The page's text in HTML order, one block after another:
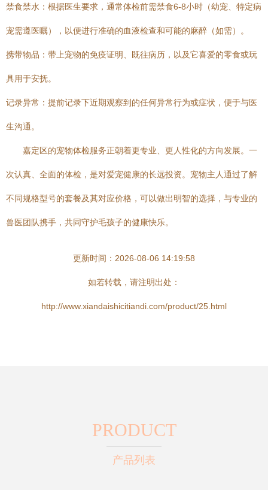
禁食禁水：根据医生要求，通常体检前需禁食6-8小时（幼宠、特定病
宠需遵医嘱），以便进行准确的血液检查和可能的麻醉（如需）。
携带物品：带上宠物的免疫证明、既往病历，以及它喜爱的零食或玩
具用于安抚。
记录异常：提前记录下近期观察到的任何异常行为或症状，便于与医
生沟通。
嘉定区的宠物体检服务正朝着更专业、更人性化的方向发展。一
次认真、全面的体检，是对爱宠健康的长远投资。宠物主人通过了解
不同规格型号的套餐及其对应价格，可以做出明智的选择，与专业的
兽医团队携手，共同守护毛孩子的健康快乐。
更新时间：2026-08-06 14:19:58
如若转载，请注明出处：
http://www.xiandaishicitiandi.com/product/25.html
PRODUCT
产品列表